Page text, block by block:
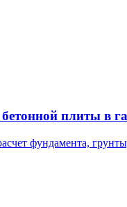
плиты в
фундамента,